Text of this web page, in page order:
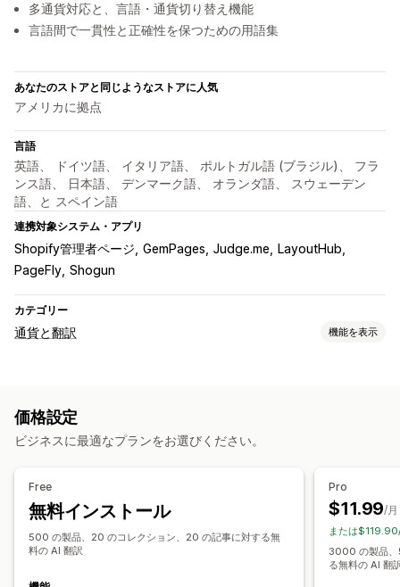
多通貨対応と、言語・通貨切り替え機能
言語間で一貫性と正確性を保つための用語集
あなたのストアと同じようなストアに人気
アメリカに拠点
言語
英語、 ドイツ語、 イタリア語、 ポルトガル語 (ブラジル)、 フラ
ンス語、 日本語、 デンマーク語、 オランダ語、 スウェーデン
語、と スペイン語
連携対象システム・アプリ
Shopify管理者ページ GemPages Judge.me
LayoutHub
PageFly Shogun
カテゴリー
通貨と翻訳 機能を表示
価格表示
メタフィールド翻訳
自動リダイレクト 言語スイッチャー
価格設定
ビジネスに最適なプランをお選びください。
Free
無料インストール
500 の製品、20 のコレクション、20 の記事に対する無
料の AI 翻訳
Pro
$11.99/月
または
3000 の製品
る無料の AI 翻